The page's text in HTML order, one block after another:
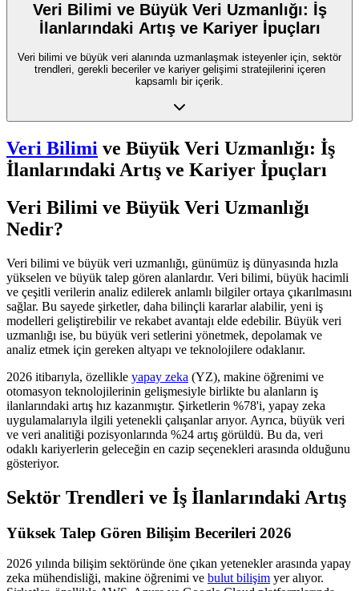
Veri Bilimi ve Büyük Veri Uzmanlığı: İş
İlanlarındaki Artış ve Kariyer İpuçları
Veri bilimi ve büyük veri alanında uzmanlaşmak isteyenler için, sektör
trendleri, gerekli beceriler ve kariyer gelişimi stratejilerini içeren
kapsamlı bir içerik.
Veri Bilimi ve Büyük Veri Uzmanlığı: İş
İlanlarındaki Artış ve Kariyer İpuçları
Veri Bilimi ve Büyük Veri Uzmanlığı
Nedir?
Veri bilimi ve büyük veri uzmanlığı, günümüz iş dünyasında hızla
yükselen ve büyük talep gören alanlardır. Veri bilimi, büyük hacimli
ve çeşitli verilerin analiz edilerek anlamlı bilgiler ortaya çıkarılmasını
sağlar. Bu sayede şirketler, daha bilinçli kararlar alabilir, yeni iş
modelleri geliştirebilir ve rekabet avantajı elde edebilir. Büyük veri
uzmanlığı ise, bu büyük veri setlerini yönetmek, depolamak ve
analiz etmek için gereken altyapı ve teknolojilere odaklanır.
2026 itibarıyla, özellikle yapay zeka (YZ), makine öğrenimi ve
otomasyon teknolojilerinin gelişmesiyle birlikte bu alanların iş
ilanlarındaki artış hız kazanmıştır. Şirketlerin %78'i, yapay zeka
uygulamalarıyla ilgili yetenekli çalışanlar arıyor. Ayrıca, büyük veri
ve veri analitiği pozisyonlarında %24 artış görüldü. Bu da, veri
odaklı kariyerlerin geleceğin en cazip seçenekleri arasında olduğunu
gösteriyor.
Sektör Trendleri ve İş İlanlarındaki Artış
Yüksek Talep Gören Bilişim Becerileri 2026
2026 yılında bilişim sektöründe öne çıkan yetenekler arasında yapay
zeka mühendisliği, makine öğrenimi ve bulut bilişim yer alıyor.